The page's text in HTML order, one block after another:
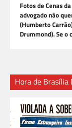
Fotos de Cenas
advogado não
(Humberto
Drummond). Se
Hora de Brasília